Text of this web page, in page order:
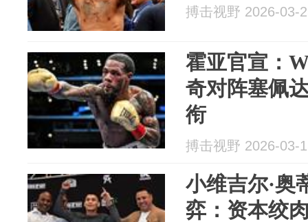
搏击视野 2026-03-
霍亚官宣：
奇对阵塞佩
衔
搏击视野 2026-03-
小维吉尔·奥
弈：资本绞